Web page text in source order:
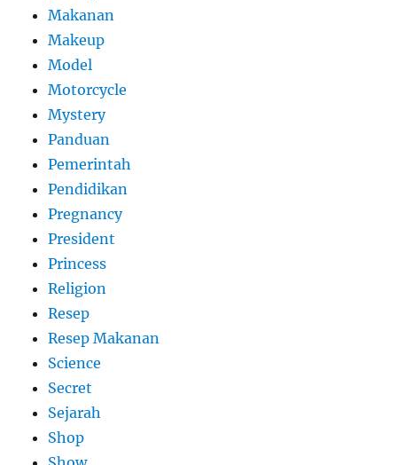
Makanan
Makeup
Model
Motorcycle
Mystery
Panduan
Pemerintah
Pendidikan
Pregnancy
President
Princess
Religion
Resep
Resep Makanan
Science
Secret
Sejarah
Shop